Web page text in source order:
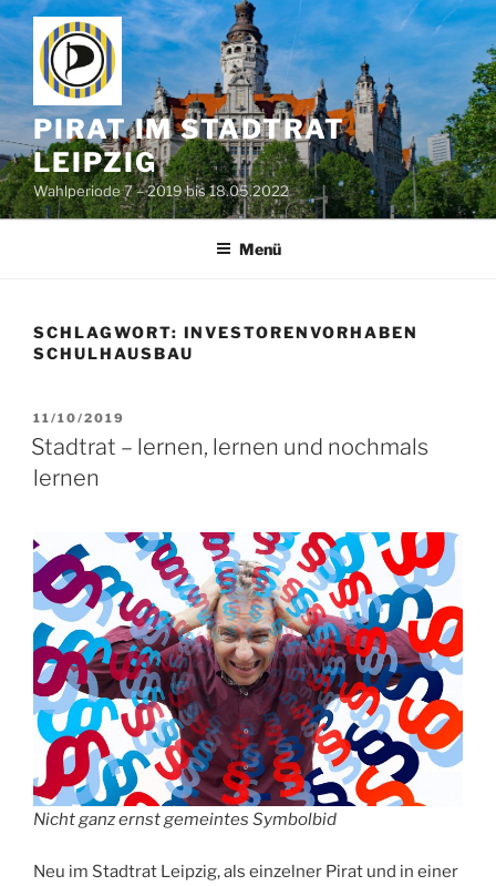
Zum
Inhalt
springen
PIRAT IM STADTRAT
LEIPZIG
Wahlperiode 7 – 2019 bis 18.05.2022
Menü
SCHLAGWORT: INVESTORENVORHABEN
SCHULHAUSBAU
VERÖFFENTLICHT
AM
11/10/2019
Stadtrat – lernen, lernen und nochmals
lernen
Nicht ganz ernst gemeintes Symbolbid
Neu im Stadtrat Leipzig, als einzelner Pirat und in einer